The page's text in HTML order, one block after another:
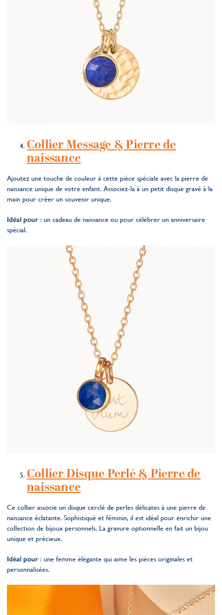
Collier Message & Pierre de
naissance
Ajoutez une touche de couleur à cette pièce spéciale avec la pierre de
naissance unique de votre enfant. Associez-la à un petit disque gravé à la
main pour créer un souvenir unique.
Idéal pour : un cadeau de naissance ou pour célébrer un anniversaire
spécial.
Collier Disque Perlé & Pierre de
naissance
Ce collier associe un disque cerclé de perles délicates à une pierre de
naissance éclatante. Sophistiqué et féminin, il est idéal pour enrichir une
collection de bijoux personnels. La gravure optionnelle en fait un bijou
unique et précieux.
Idéal pour : une femme élégante qui aime les pièces originales et
personnalisées.